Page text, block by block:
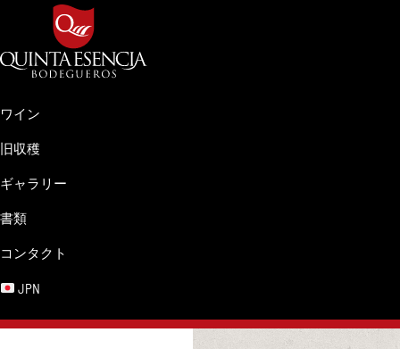
primary
navigation
main
content
primary
sidebar
footer
Quinta
Esencia
Tierra
Pasión.
ワイン
旧収穫
ギャラリー
書類
コンタクト
JPN